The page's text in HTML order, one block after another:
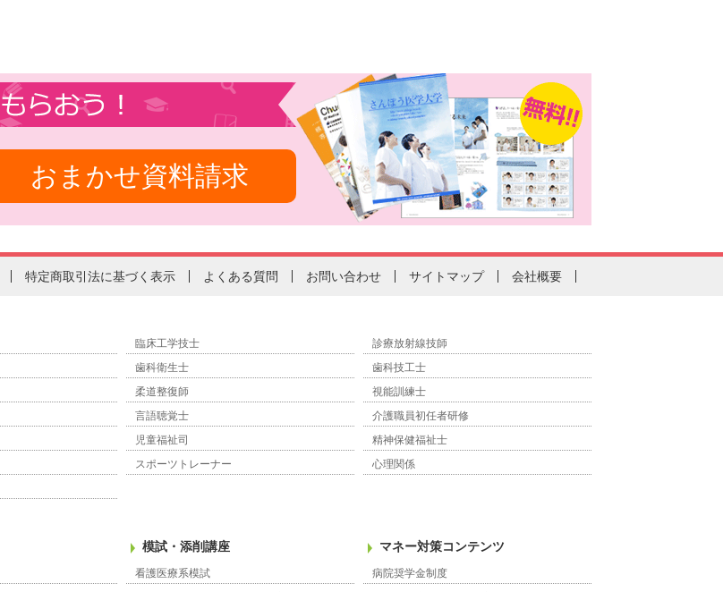
おまかせ資料請求
特定商取引法に基づく表示 よくある質問 お問い合わせ サイトマップ 会社概要
臨床工学技士
診療放射線技師
歯科衛生士
歯科技工士
柔道整復師
視能訓練士
言語聴覚士
介護職員初任者研修
児童福祉司
精神保健福祉士
スポーツトレーナー
心理関係
模試・添削講座
看護医療系模試
マネー対策コンテンツ
病院奨学金制度